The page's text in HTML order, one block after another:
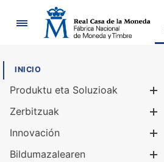
Nabigazioa
INICIO
Produktu eta Soluzioak
Zerbitzuak
Innovación
Bildumazalearen